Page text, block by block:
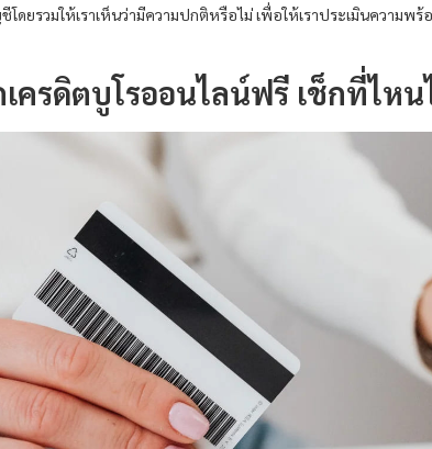
ยรวมให้เราเห็นว่ามีความปกติหรือไม่ เพื่อให้เราประเมินความพ
ครดิตบูโรออนไลน์ฟรี เช็กที่ไหน